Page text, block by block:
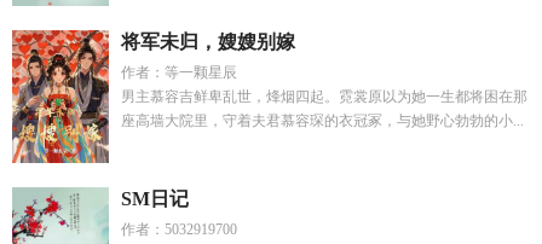
将军未归，嫂嫂别嫁
作者：等一颗星辰
男主慕容吉鲜卑乱世，烽烟四起。霓裳原以为她一生都将困在那
座高墙大院里，守着夫君慕容琛的衣冠冢，与她野心勃勃的小...
SM日记
作者：5032919700